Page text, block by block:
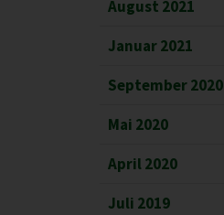
August 2021
Januar 2021
September 2020
Mai 2020
April 2020
Juli 2019